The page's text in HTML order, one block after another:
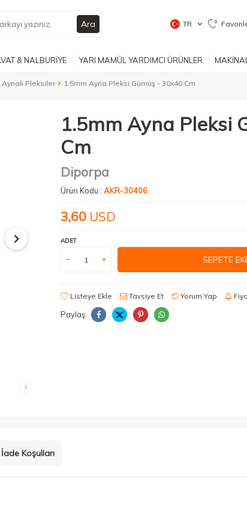
Ara TR 0
& NALBURİYE YARI MAMÜL YARDIMCI ÜRÜNLER
Pleksiler 1.5mm Ayna Pleksi Gümüş - 30x40 Cm
1.5mm Ayna Pleksi
Cm
Diporpa
Ürün Kodu : AKR-30406
3,60 USD
ADET
SEPETE
Listeye Ekle Tavsiye Et Yorum Yap
Paylaş
İade Koşulları